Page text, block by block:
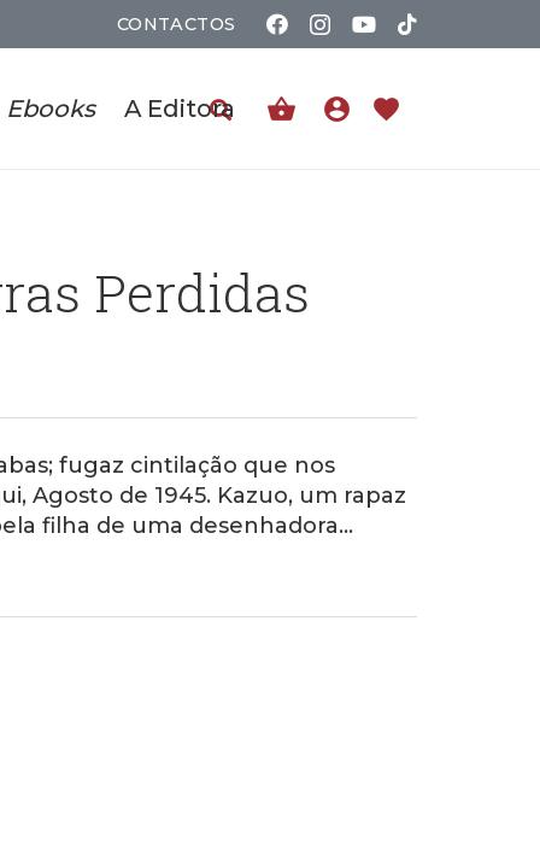
CONTACTOS
Ebooks A Editora shopping_basket account_circle favorite
Perdidas
fugaz cintilação que nos
Agosto de 1945. Kazuo, um rapaz
filha de uma desenhadora…